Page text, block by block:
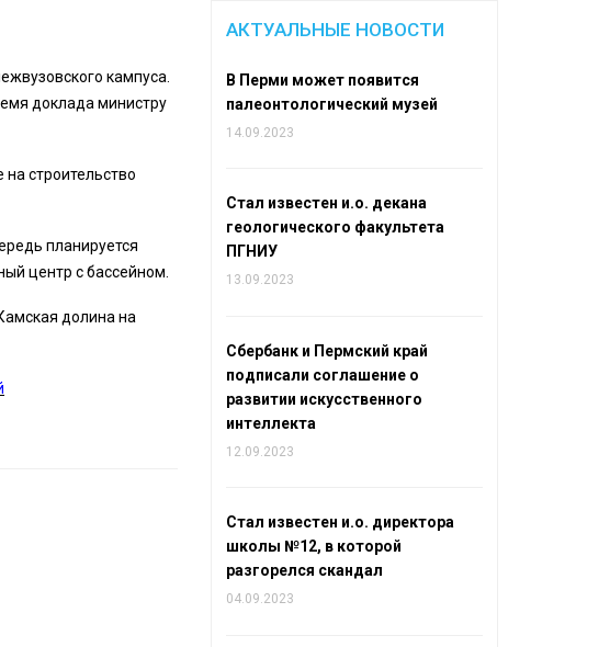
кампуса.
доклада министру
строительство
планируется
центр с бассейном.
долина на
АКТУАЛЬНЫЕ НОВОСТИ
В Перми может появится
палеонтологический музей
14.09.2023
Стал известен и.о. декана
геологического факультета
ПГНИУ
13.09.2023
Сбербанк и Пермский край
подписали соглашение о
развитии искусственного
интеллекта
12.09.2023
Стал известен и.о. директора
школы №12, в которой
разгорелся скандал
04.09.2023